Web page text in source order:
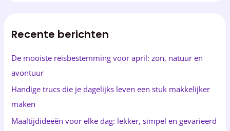
e
a
r
:
Recente berichten
De mooiste reisbestemming voor april: zon, natuur en
avontuur
Handige trucs die je dagelijks leven een stuk makkelijker
maken
Maaltijdideeën voor elke dag: lekker, simpel en gevarieerd